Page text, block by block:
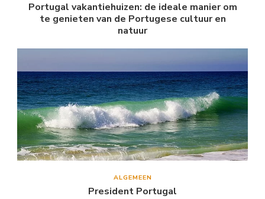
Portugal vakantiehuizen: de ideale manier om
te genieten van de Portugese cultuur en
natuur
ALGEMEEN
President Portugal